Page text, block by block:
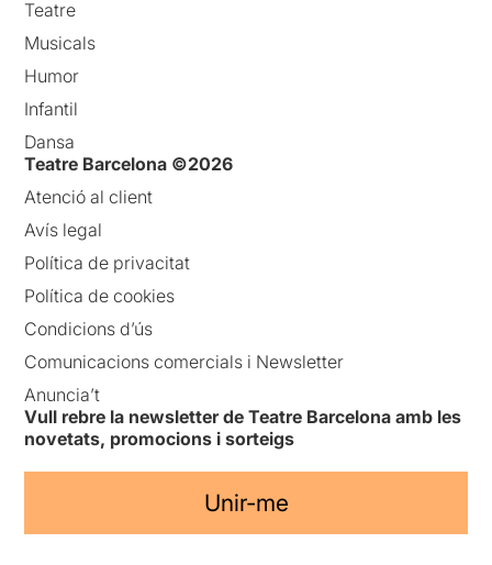
Teatre
Musicals
Humor
Infantil
Dansa
Teatre Barcelona ©2026
Atenció al client
Avís legal
Política de privacitat
Política de cookies
Condicions d’ús
Comunicacions comercials i Newsletter
Anuncia’t
Vull rebre la newsletter de Teatre Barcelona amb les
novetats, promocions i sorteigs
Unir-me